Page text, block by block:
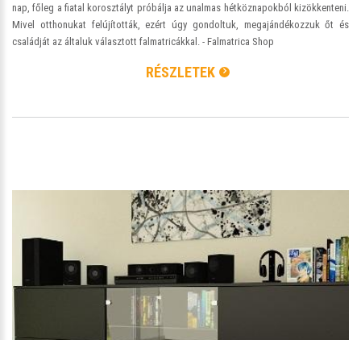
nap, főleg a fiatal korosztályt próbálja az unalmas hétköznapokból kizökkenteni.
Mivel otthonukat felújították, ezért úgy gondoltuk, megajándékozzuk őt és
családját az általuk választott falmatricákkal. - Falmatrica Shop
RÉSZLETEK